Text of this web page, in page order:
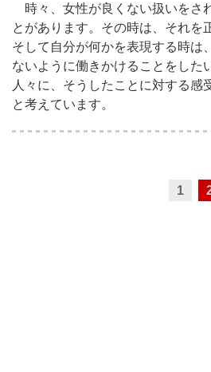
時々、女性が良くない扱いをさ
とがあります。その時は、それを
そして自分が何かを表現する時は
ないように働きかけることをした
人々に、そうしたことに対する感
と考えています。
1